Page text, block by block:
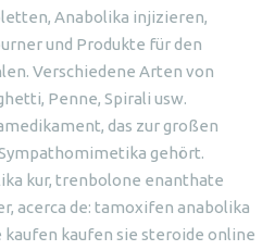
Anabolika injizieren,
und Produkte für den
Verschiedene Arten von
Penne, Spirali usw.
das zur großen
gehört.
kur, trenbolone enanthate
acerca de: tamoxifen anabolika
kaufen sie steroide online